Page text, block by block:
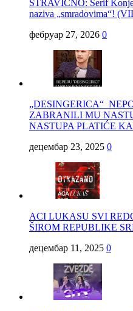
STRAVIČNO: Šerif
naziva „smradovima“!
фебруар 27, 2026 0
„DESINGERICA“
ZABRANILI MU
NASTUPA PLATIĆE
децембар 23, 2025 0
ACI LUKASU SVI
ŠIROM REPUBLIKE
децембар 11, 2025 0